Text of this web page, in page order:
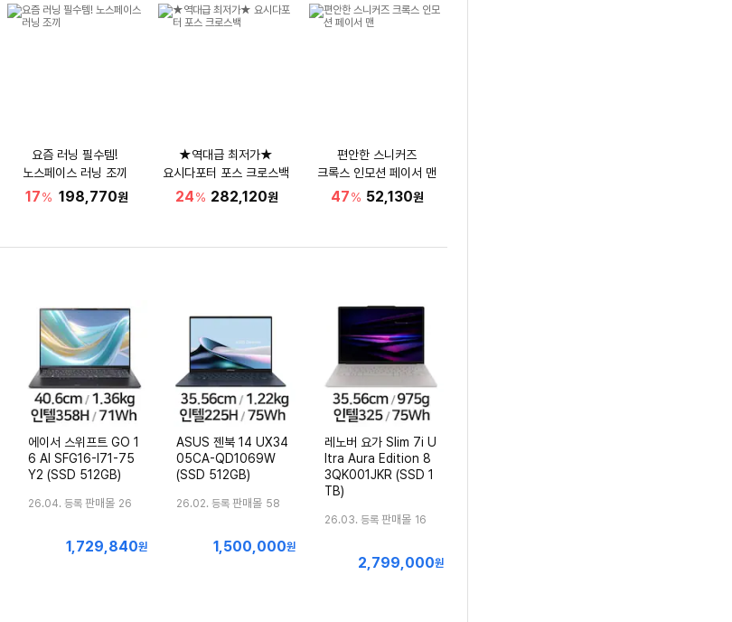
요즘 러닝 필수템!
노스페이스 러닝 조끼
17% 198,770원
★역대급 최저가★
요시다포터 포스 크로스백
24% 282,120원
편안한 스니커즈
크록스 인모션 페이서 맨
47% 52,130원
에이서 스위프트 GO 1
6 AI SFG16-I71-75
Y2 (SSD 512GB)
26.04. 등록 판매몰 26
최1,729,840원
ASUS 젠북 14 UX34
05CA-QD1069W
(SSD 512GB)
26.02. 등록 판매몰 58
최1,500,000원
레노버 요가 Slim 7i U
ltra Aura Edition 8
3QK001JKR (SSD 1
TB)
26.03. 등록 판매몰 16
최
2,799,000원